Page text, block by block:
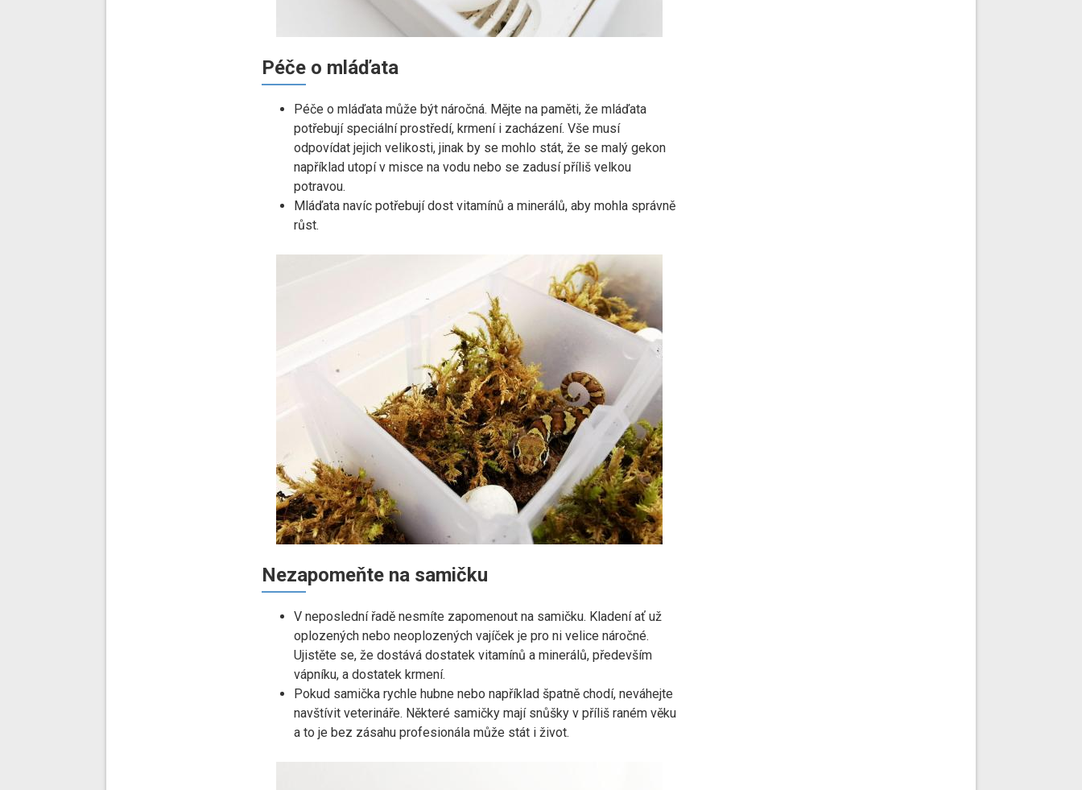
Péče o mláďata
Péče o mláďata může být náročná. Mějte na paměti, že mláďata
potřebují speciální prostředí, krmení i zacházení. Vše musí
odpovídat jejich velikosti, jinak by se mohlo stát, že se malý gekon
například utopí v misce na vodu nebo se zadusí příliš velkou
potravou.
Mláďata navíc potřebují dost vitamínů a minerálů, aby mohla správně
růst.
Nezapomeňte na samičku
V neposlední řadě nesmíte zapomenout na samičku. Kladení ať už
oplozených nebo neoplozených vajíček je pro ni velice náročné.
Ujistěte se, že dostává dostatek vitamínů a minerálů, především
vápníku, a dostatek krmení.
Pokud samička rychle hubne nebo například špatně chodí, neváhejte
navštívit veterináře. Některé samičky mají snůšky v příliš raném věku
a to je bez zásahu profesionála může stát i život.